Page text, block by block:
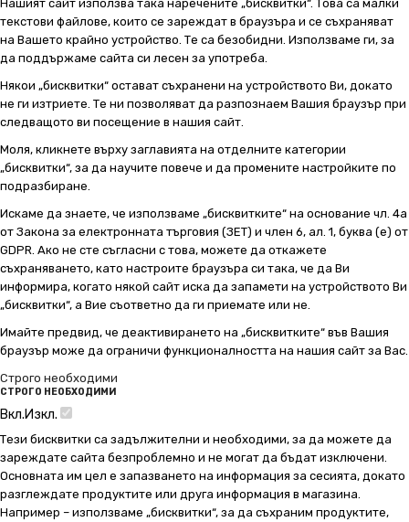
Нашият сайт използва така наречените „бисквитки“. Това са малки
текстови файлове, които се зареждат в браузъра и се съхраняват
на Вашето крайно устройство. Те са безобидни. Използваме ги, за
да поддържаме сайта си лесен за употреба.
Някои „бисквитки“ остават съхранени на устройството Ви, докато
не ги изтриете. Те ни позволяват да разпознаем Вашия браузър при
следващото ви посещение в нашия сайт.
Моля, кликнете върху заглавията на отделните категории
„бисквитки“, за да научите повече и да промените настройките по
подразбиране.
Искаме да знаете, че използваме „бисквитките“ на основание чл. 4а
от Закона за електронната търговия (ЗЕТ) и член 6, ал. 1, буква (е) от
GDPR. Ако не сте съгласни с това, можете да откажете
съхраняването, като настроите браузъра си така, че да Ви
информира, когато някой сайт иска да запамети на устройството Ви
„бисквитки“, а Вие съответно да ги приемате или не.
Имайте предвид, че деактивирането на „бисквитките“ във Вашия
браузър може да ограничи функционалността на нашия сайт за Вас.
Строго необходими
СТРОГО НЕОБХОДИМИ
Вкл.Изкл.
Тези бисквитки са задължителни и необходими, за да можете да
зареждате сайта безпроблемно и не могат да бъдат изключени.
Основната им цел е запазването на информация за сесията, докато
разглеждате продуктите или друга информация в магазина.
Например – използваме „бисквитки“, за да съхраним продуктите,